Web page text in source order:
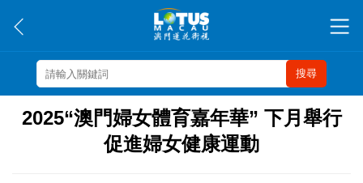
搜尋
2025“澳門婦女體育嘉年華” 下月舉行
促進婦女健康運動